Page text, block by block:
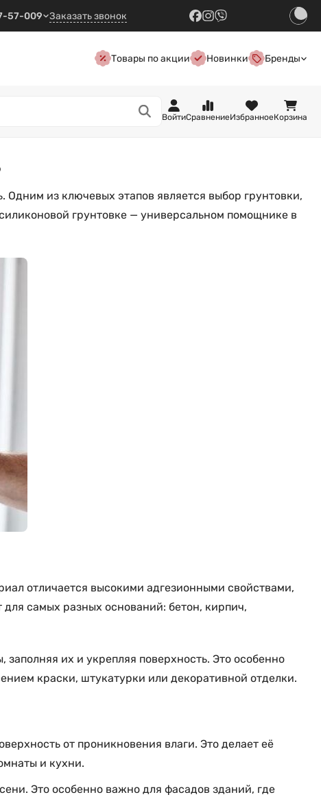
57-009 Заказать звонок
Товары по акции Новинки Бренды
ВойтиСравнениеИзбранноеКорзина
Одним из ключевых этапов является выбор грунтовки,
грунтовке — универсальном помощнике в
отличается высокими адгезионными свойствами,
для самых разных оснований: бетон, кирпич,
их и укрепляя поверхность. Это особенно
краски, штукатурки или декоративной отделки.
от проникновения влаги. Это делает её
и кухни.
Это особенно важно для фасадов зданий, где